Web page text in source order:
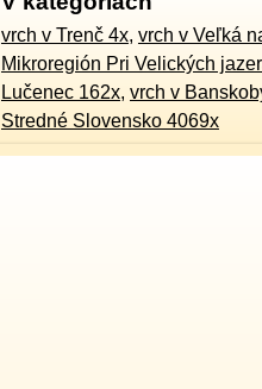
vrch v Trenč 4x, vrch v Veľká
Mikroregión Pri Velických
Lučenec 162x, vrch v
Stredné Slovensko 4069x